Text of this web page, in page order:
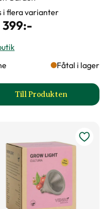
i flera varianter
399:-
Fåtal i lager
Till Produkten
till Växtbelysning